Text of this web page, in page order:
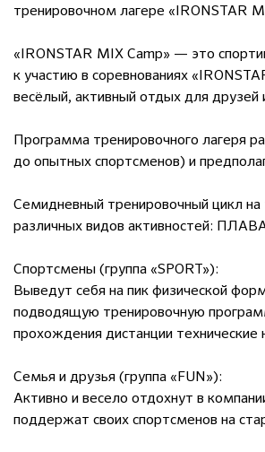
тренировочном лагере «IRONSTAR
«IRONSTAR MIX Camp» — это
к участию в соревнованиях
весёлый, активный отдых для
Программа тренировочного лагеря
до опытных спортсменов) и
Семидневный тренировочный цикл
различных видов активностей:
Спортсмены (группа «SPORT»):
Выведут себя на пик физической
подводящую тренировочную
прохождения дистанции технические
Семья и друзья (группа «FUN»):
Активно и весело отдохнут в
поддержат своих спортсменов на